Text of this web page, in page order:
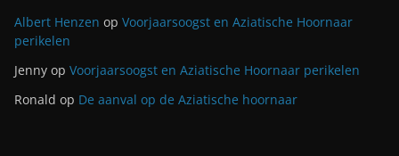
Albert Henzen op Voorjaarsoogst en Aziatische Hoornaar
perikelen
Jenny op Voorjaarsoogst en Aziatische Hoornaar perikelen
Ronald op De aanval op de Aziatische hoornaar